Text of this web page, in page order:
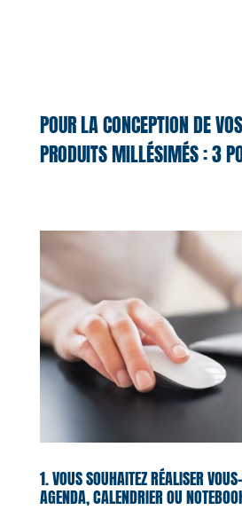
POUR LA CONCEPTION DE
PRODUITS MILLÉSIMÉS : 3
1. VOUS SOUHAITEZ RÉALISER
AGENDA, CALENDRIER OU